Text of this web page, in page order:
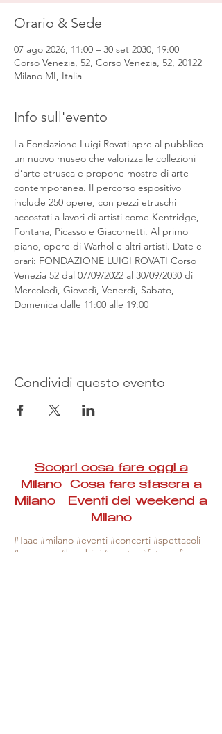
Orario & Sede
07 ago 2026, 11:00 – 30 set 2030, 19:00
Corso Venezia, 52, Corso Venezia, 52, 20122
Milano MI, Italia
Info sull'evento
La Fondazione Luigi Rovati apre al pubblico
un nuovo museo che valorizza le collezioni
d’arte etrusca e propone mostre di arte
contemporanea. Il percorso espositivo
include 250 opere, con pezzi etruschi
accostati a lavori di artisti come Kentridge,
Fontana, Picasso e Giacometti. Al primo
piano, opere di Warhol e altri artisti. Date e
orari: FONDAZIONE LUIGI ROVATI Corso
Venezia 52 dal 07/09/2022 al 30/09/2030 di
Mercoledì, Giovedì, Venerdì, Sabato,
Domenica dalle 11:00 alle 19:00
Condividi questo evento
Scopri cosa fare oggi a
MilanoCosa fare stasera a
Milano Eventi del weekend a
Milano
#Taac #milano #eventi #concerti #spettacoli
#rassegne #bambini #mostre #fotografia